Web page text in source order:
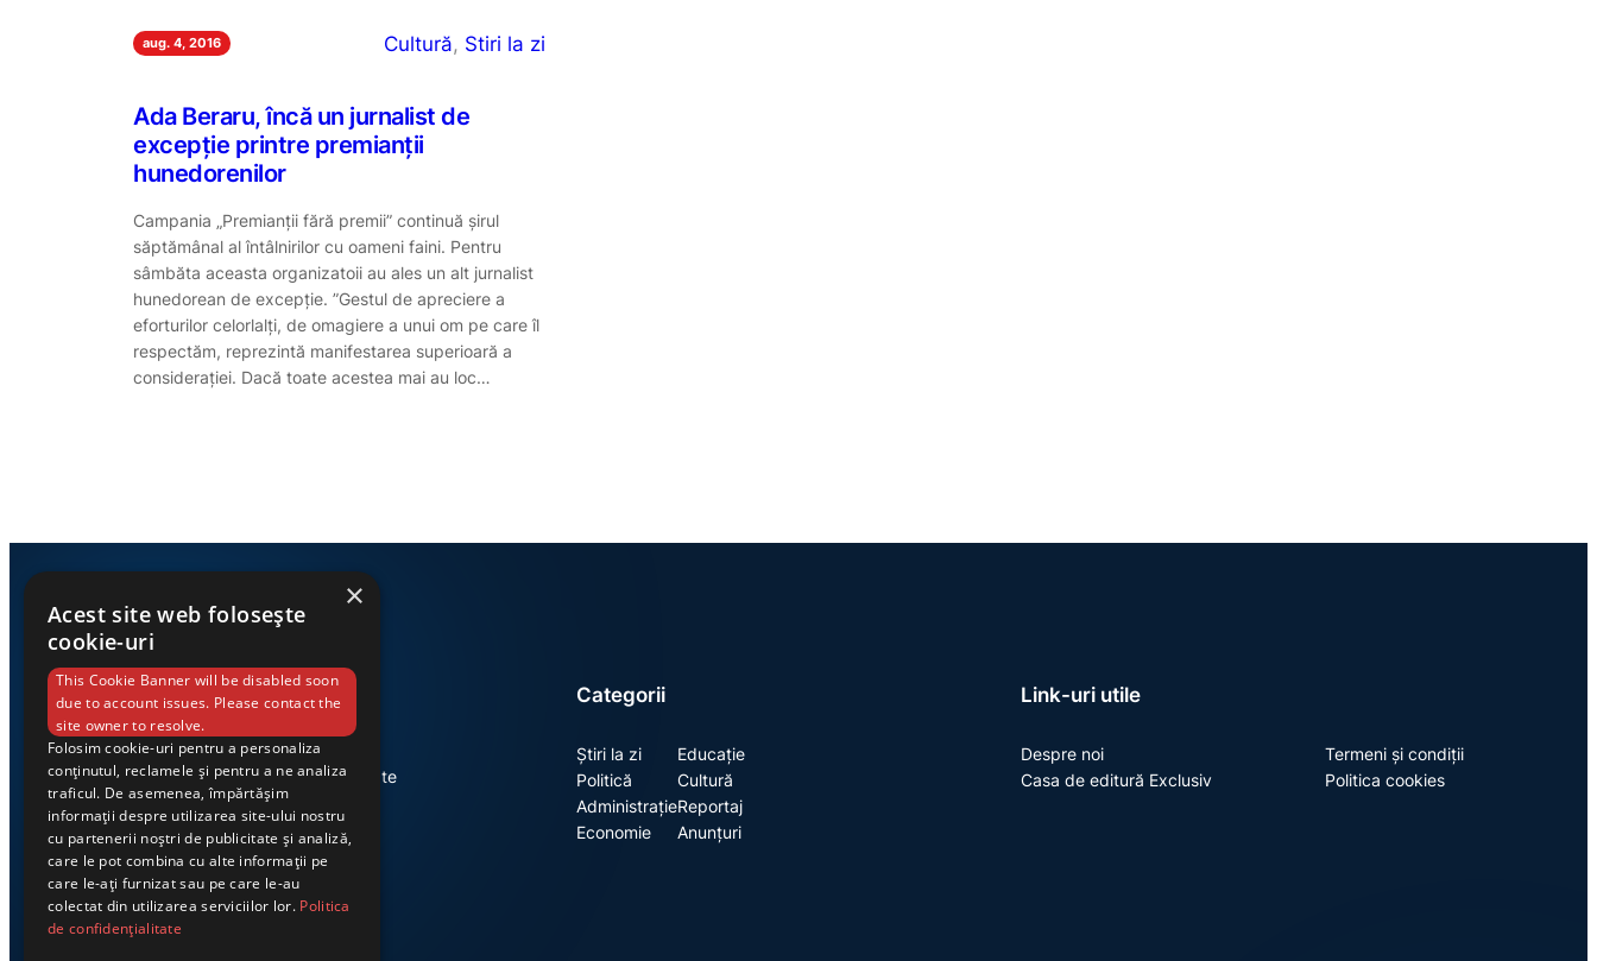
aug. 4, 2016 Cultură, Stiri la zi
Ada Beraru, încă un jurnalist de
excepție printre premianții
hunedorenilor
Campania „Premianții fără premii” continuă șirul
săptămânal al întâlnirilor cu oameni faini. Pentru
sâmbăta aceasta organizatoii au ales un alt jurnalist
hunedorean de excepție. ”Gestul de apreciere a
eforturilor celorlalți, de omagiere a unui om pe care îl
respectăm, reprezintă manifestarea superioară a
considerației. Dacă toate acestea mai au loc…
Știri din Valea Jiului, prezentate
corect și la timp. Ziarul Exclusiv te
conectează zi de zi la cele mai
importante evenimente din
regiune.
Categorii
Știri la zi
Politică
Administrație
Economie
Educație
Cultură
Reportaj
Anunțuri
Link-uri utile
Despre noi
Casa de editură Exclusiv
Termeni și condiții
Politica cookies
×
Acest site web folosește
cookie-uri
This Cookie Banner will be disabled soon
due to account issues. Please contact the
site owner to resolve.
Folosim cookie-uri pentru a personaliza
conținutul, reclamele și pentru a ne analiza
traficul. De asemenea, împărtășim
informații despre utilizarea site-ului nostru
cu partenerii noștri de publicitate și analiză,
care le pot combina cu alte informații pe
care le-ați furnizat sau pe care le-au
colectat din utilizarea serviciilor lor. Politica
de confidențialitate